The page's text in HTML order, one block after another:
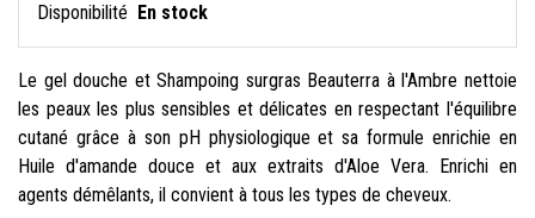
Disponibilité En stock
Le gel douche et Shampoing surgras Beauterra à l'Ambre nettoie
les peaux les plus sensibles et délicates en respectant l'équilibre
cutané grâce à son pH physiologique et sa formule enrichie en
Huile d'amande douce et aux extraits d'Aloe Vera. Enrichi en
agents démêlants, il convient à tous les types de cheveux.